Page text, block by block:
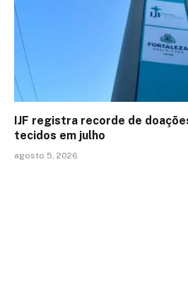
IJF registra recorde de
tecidos em julho
agosto 5, 2026